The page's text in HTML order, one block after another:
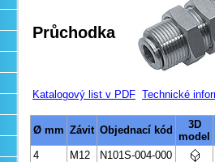
Průchodka
Katalogový list v PDF Technické
Ø mm Závit Objednací kód
3D
model
4
M12
N101S-004-000